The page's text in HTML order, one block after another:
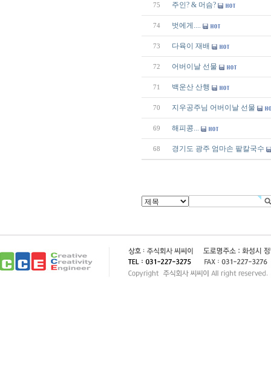
75 주인? & 머슴?
74 벗에게....
73 다육이 재배
72 어버이날 선물
71 백운산 산행
70 지우공주님 어버이날 선물
69 해피콩...
68 경기도 광주 엄마손 팥칼국수